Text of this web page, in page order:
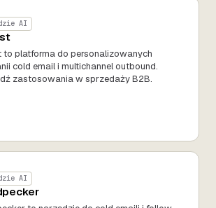
AI
to platforma do personalizowanych
cold email i multichannel outbound.
zastosowania w sprzedaży B2B.
AI